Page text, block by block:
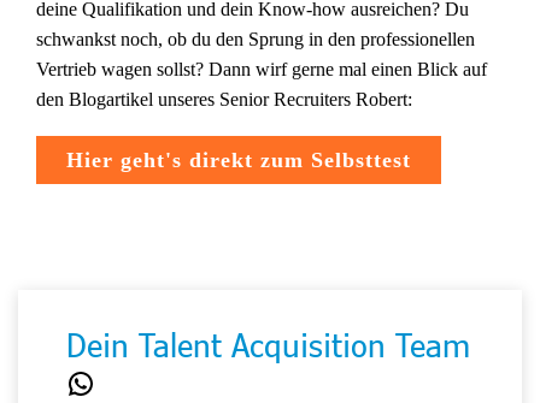
deine Qualifikation und dein Know-how ausreichen? Du
schwankst noch, ob du den Sprung in den professionellen
Vertrieb wagen sollst? Dann wirf gerne mal einen Blick auf
den Blogartikel unseres Senior Recruiters Robert:
Hier geht's direkt zum Selbsttest
Dein Talent Acquisition Team